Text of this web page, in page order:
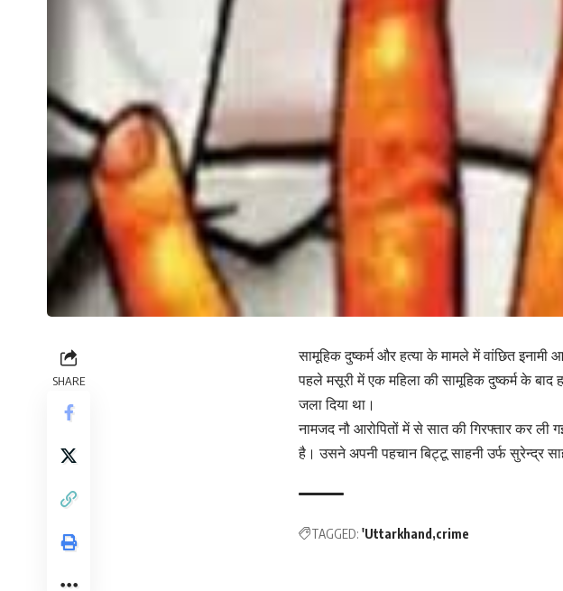
SHARE
सामूहिक दुष्‍कर्म और हत्‍या के मामले में वांछित
पहले मसूरी में एक महिला की सामूहिक दुष्‍कर्म के
जला दिया था।
नामजद नौ आरोपितों में से सात की गिरफ्तार कर
है। उसने अपनी पहचान बिट्टू साहनी उर्फ सुरेन्द्र
TAGGED: 'Uttarkhand crime